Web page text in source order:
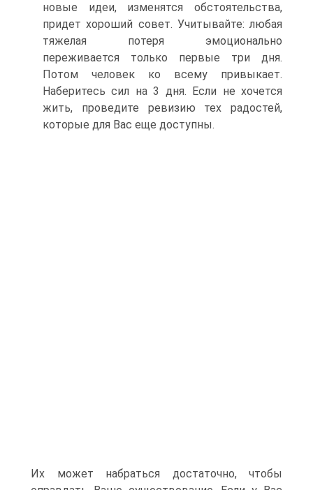
новые идеи, изменятся обстоятельства,
придет хороший совет. Учитывайте: любая
тяжелая потеря эмоционально
переживается только первые три дня.
Потом человек ко всему привыкает.
Наберитесь сил на 3 дня. Если не хочется
жить, проведите ревизию тех радостей,
которые для Вас еще доступны.
Их может набраться достаточно, чтобы